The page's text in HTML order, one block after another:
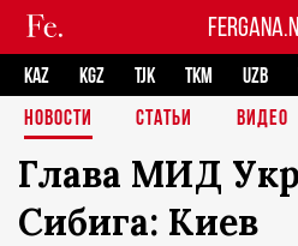
KAZ KGZ TJK TKM UZB
НОВОСТИ
СТАТЬИ ВИДЕО
Глава МИД
Сибига: Киев